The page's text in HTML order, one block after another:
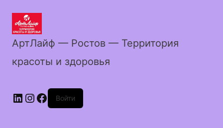
АртЛайф — Ростов — Территория
красоты и здоровья
LinkedIn
Instagram
Facebook
Войти